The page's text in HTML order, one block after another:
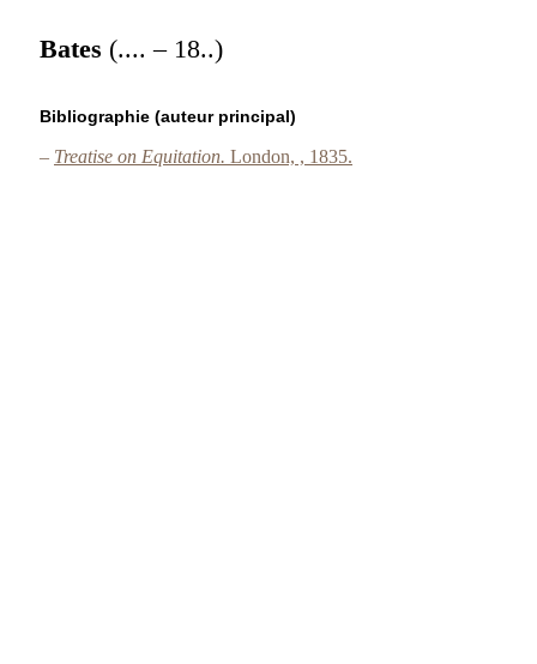
Bates (.... – 18..)
Bibliographie (auteur principal)
– Treatise on Equitation. London, , 1835.